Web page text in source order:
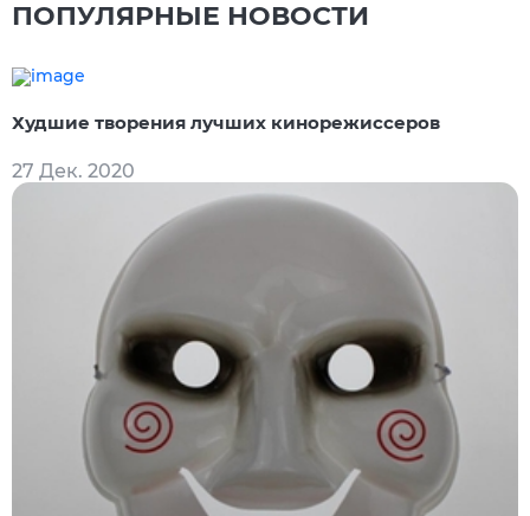
ПОПУЛЯРНЫЕ НОВОСТИ
Худшие творения лучших кинорежиссеров
27 Дек. 2020